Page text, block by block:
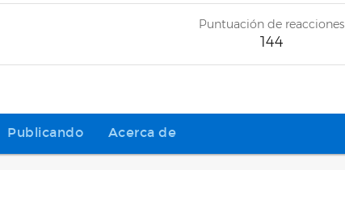
Puntuación de reacciones
144
Publicando Acerca de